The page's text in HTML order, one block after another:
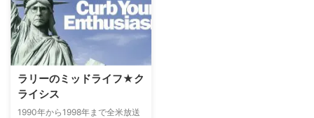
にするけれど、それには苦労がつ
きもの。
ラリーのミッドライフ★ク
ライシス
1990年から1998年まで全米放送